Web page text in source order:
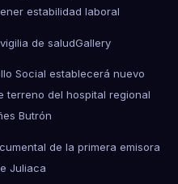
estabilidad laboral
de saludGallery
Social establecerá nuevo
terreno del hospital regional
Butrón
de la primera emisora
Juliaca